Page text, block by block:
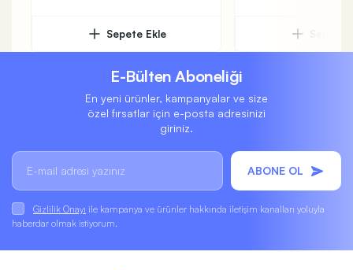
Sepete Ekle
E-Bülten Aboneliği
En yeni ürünler, kampanyalar ve size
özel fırsatlar için e-posta adresinizi
giriniz.
ABONE OL
Gizlilik Onayı ile kampanya ve ürünler hakkında iletişim kanalları yoluyla
haberdar olmak istiyorum.